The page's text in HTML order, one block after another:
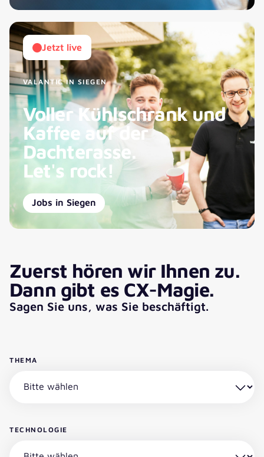
Jetzt live
VALANTIC IN SIEGEN
Voller Kühlschrank und
Kaffee auf der
Dachterasse.
Let's rock!
Jobs in Siegen
Zuerst hören wir Ihnen zu.
Dann gibt es CX-Magie.
Sagen Sie uns, was Sie beschäftigt.
THEMA
TECHNOLOGIE